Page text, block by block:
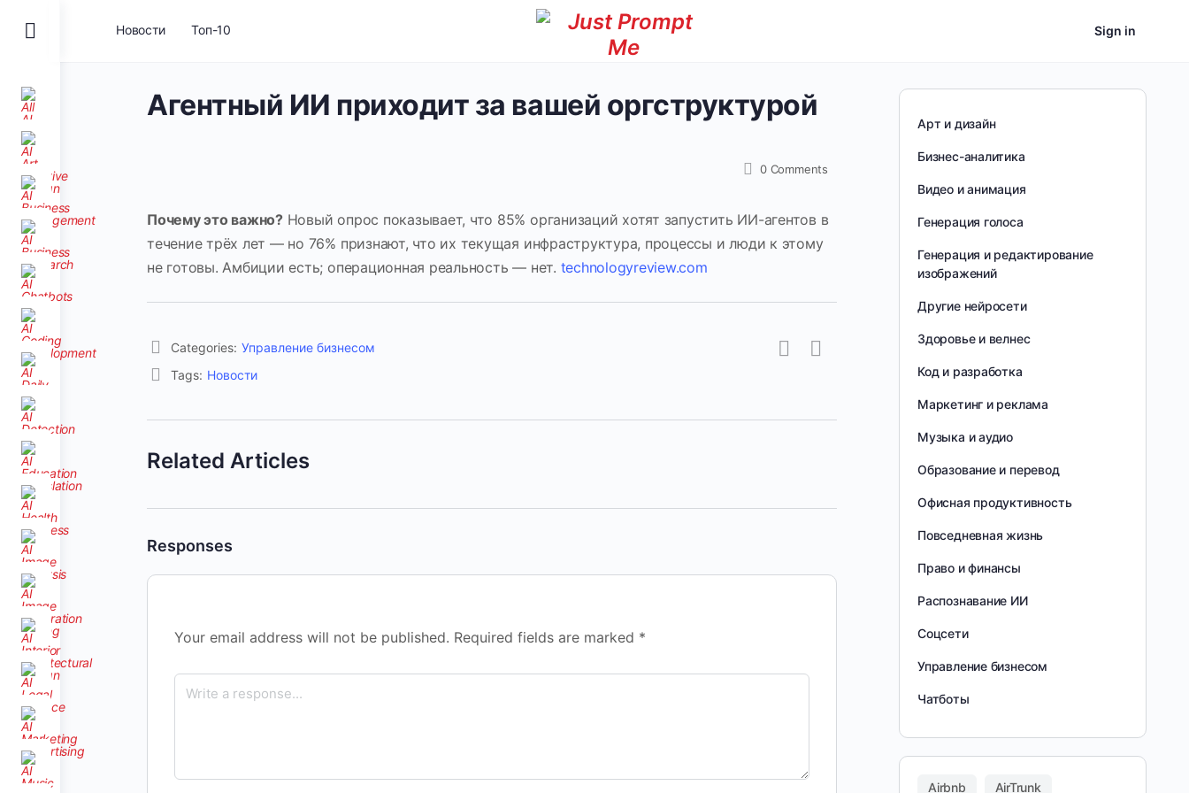
Новости Топ-10 Sign in
Агентный ИИ приходит за вашей оргструктурой
0 Comments
Почему это важно?Новый опрос показывает, что 85% организаций хотят запустить ИИ-агентов в
течение трёх лет — но 76% признают, что их текущая инфраструктура, процессы и люди к этому
не готовы. Амбиции есть; операционная реальность — нет. technologyreview.com
Categories: Управление бизнесом
Tags: Новости
Related Articles
Responses
Your email address will not be published. Required fields are marked *
Арт и дизайн
Бизнес-аналитика
Видео и анимация
Генерация голоса
Генерация и редактирование
изображений
Другие нейросети
Здоровье и велнес
Код и разработка
Маркетинг и реклама
Музыка и аудио
Образование и перевод
Офисная продуктивность
Повседневная жизнь
Право и финансы
Распознавание ИИ
Соцсети
Управление бизнесом
Чатботы
Airbnb AirTrunk